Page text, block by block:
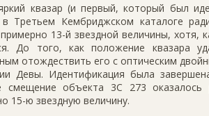
квазар (и первый, который был
Третьем Кембриджском каталоге
13-й звездной величины, хотя,
До того, как положение квазара
отождествить его с оптическим
Девы. Идентификация была
смещение объекта 3C 273
15-ю звездную величину.